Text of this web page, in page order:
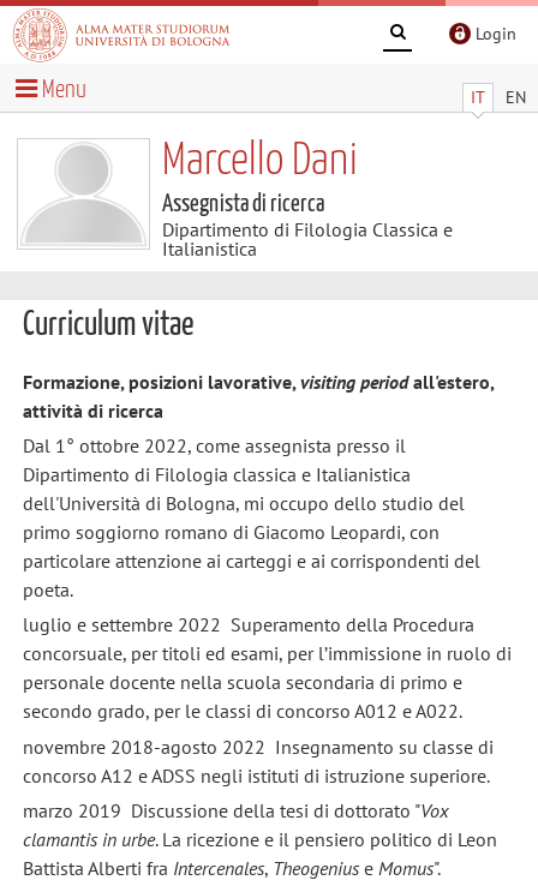
Login
IT EN
Menu
Marcello Dani
Assegnista di ricerca
Dipartimento di Filologia Classica e
Italianistica
Curriculum vitae
Formazione, posizioni lavorative, visiting periodall'estero,
attività di ricerca
Dal 1° ottobre 2022, come assegnista presso il
Dipartimento di Filologia classica e Italianistica
dell'Università di Bologna, mi occupo dello studio del
primo soggiorno romano di Giacomo Leopardi, con
particolare attenzione ai carteggi e ai corrispondenti del
poeta.
luglio e settembre 2022 Superamento della Procedura
concorsuale, per titoli ed esami, per l’immissione in ruolo di
personale docente nella scuola secondaria di primo e
secondo grado, per le classi di concorso A012 e A022.
novembre 2018-agosto 2022 Insegnamento su classe di
concorso A12 e ADSS negli istituti di istruzione superiore.
marzo 2019 Discussione della tesi di dottorato "Vox
clamantis in urbe. La ricezione e il pensiero politico di Leon
Battista Alberti fra Intercenales, Theogeniuse Momus".